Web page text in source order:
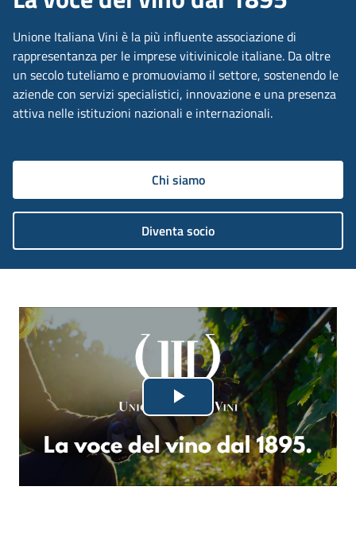
Unione Italiana Vini è la più influente associazione di
rappresentanza per le imprese vitivinicole italiane. Da oltre
un secolo tuteliamo e promuoviamo il settore, sostenendo le
aziende con servizi specialistici, innovazione e una presenza
attiva nelle istituzioni nazionali e internazionali.
Chi siamo
Diventa socio
Lettore
in
caricamento.
Riproduci
il
video